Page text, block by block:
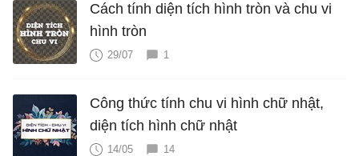
Cách tính diện tích hình tròn và chu vi
hình tròn
29/07 1
Công thức tính chu vi hình chữ nhật,
diện tích hình chữ nhật
14/05 14